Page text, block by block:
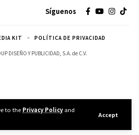
to the Privacy Policyand
Accept
Síguenos
DISEÑO Y PUBLICIDAD, S.A. de C.V.
KIT POLÍTICA DE PRIVACIDAD